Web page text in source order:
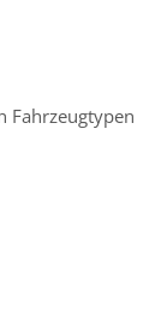
Fahrzeugtypen